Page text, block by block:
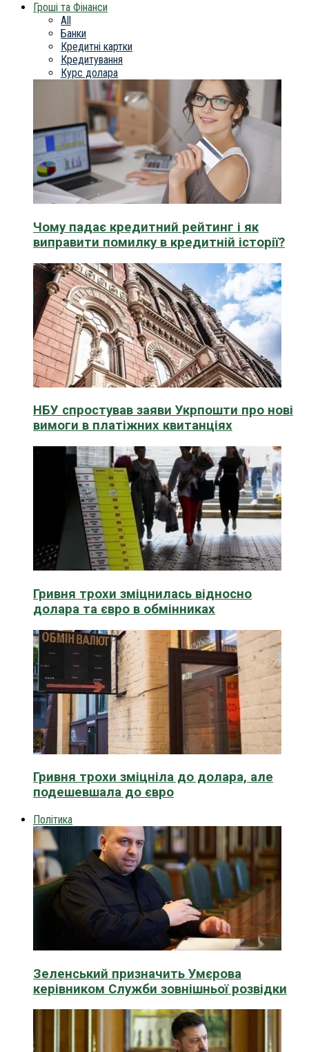
Гроші та Фінанси
All
Банки
Кредитні картки
Кредитування
Курс долара
Чому падає кредитний рейтинг і як
виправити помилку в кредитній історії?
НБУ спростував заяви Укрпошти про нові
вимоги в платіжних квитанціях
Гривня трохи зміцнилась відносно
долара та євро в обмінниках
Гривня трохи зміцніла до долара, але
подешевшала до євро
Політика
Зеленський призначить Умєрова
керівником Служби зовнішньої розвідки